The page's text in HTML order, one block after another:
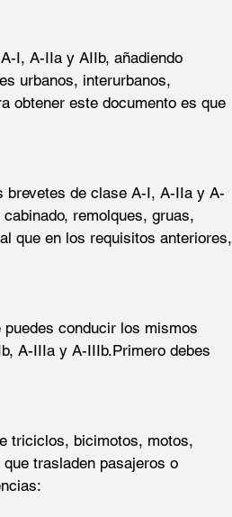
I, A-IIa y AIIb, añadiendo
urbanos, interurbanos,
obtener este documento es que
brevetes de clase A-I, A-IIa y A-
remolques, gruas,
que en los requisitos anteriores,
conducir los mismos
A-IIIa y A-IIIb.Primero debes
triciclos, bicimotos, motos,
trasladen pasajeros o